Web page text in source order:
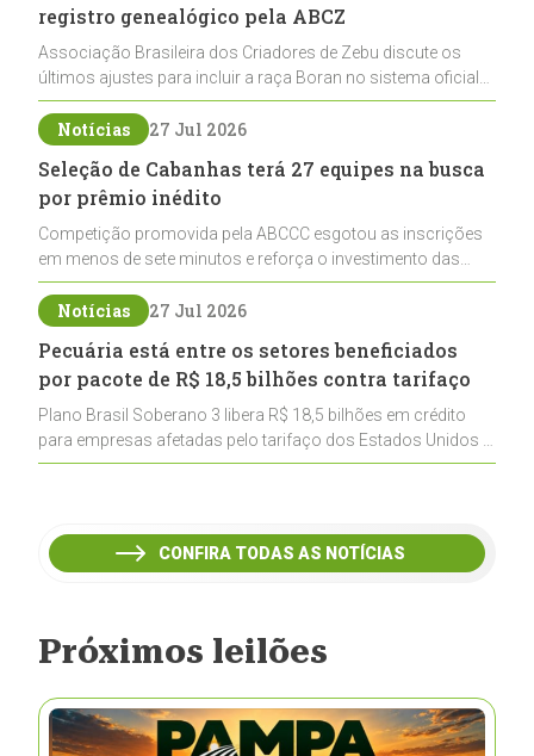
registro genealógico pela ABCZ
Associação Brasileira dos Criadores de Zebu discute os
últimos ajustes para incluir a raça Boran no sistema oficial
de registros, abrindo caminho para sua expansão na
pecuária nacional
Notícias 27 Jul 2026
Seleção de Cabanhas terá 27 equipes na busca
por prêmio inédito
Competição promovida pela ABCCC esgotou as inscrições
em menos de sete minutos e reforça o investimento das
cabanhas na seleção genética de Cavalos Crioulos voltados
ao laço
Notícias 27 Jul 2026
Pecuária está entre os setores beneficiados
por pacote de R$ 18,5 bilhões contra tarifaço
Plano Brasil Soberano 3 libera R$ 18,5 bilhões em crédito
para empresas afetadas pelo tarifaço dos Estados Unidos e
inclui a pecuária entre os setores estratégicos
CONFIRA TODAS AS NOTÍCIAS
Próximos leilões